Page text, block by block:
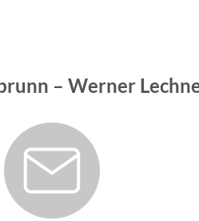
– Werner